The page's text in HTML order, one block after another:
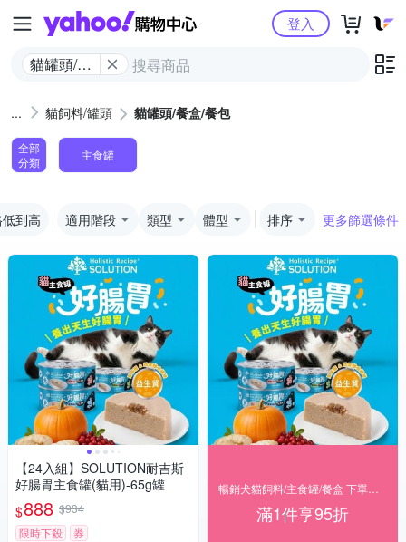
Yahoo購物中心
貓罐頭/餐
登入
貓飼料/罐頭 貓罐頭/餐盒/餐包
全部
分類
主食罐
到高 適用階段 類型 體型 排序 更多篩選條件
【24入組】SOLUTION耐吉斯
好腸胃主食罐(貓用)-65g罐
$888 $934
限時下殺
券
滿1件享95折